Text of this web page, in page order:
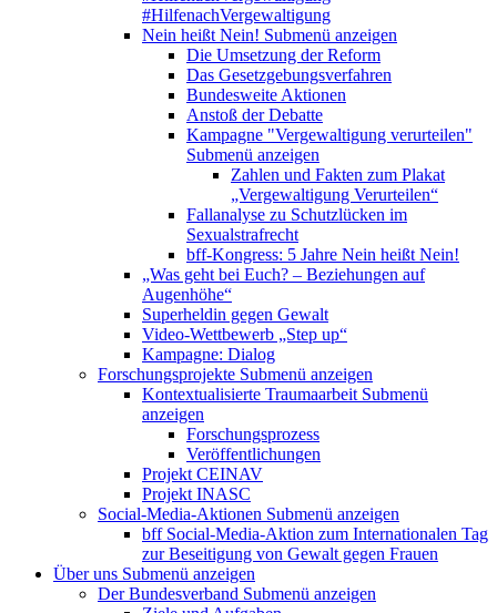
#HilfenachVergewaltigung
Nein heißt Nein! Submenü anzeigen
Die Umsetzung der Reform
Das Gesetzgebungsverfahren
Bundesweite Aktionen
Anstoß der Debatte
Kampagne "Vergewaltigung verurteilen"
Submenü anzeigen
Zahlen und Fakten zum Plakat
„Vergewaltigung Verurteilen“
Fallanalyse zu Schutzlücken im
Sexualstrafrecht
bff-Kongress: 5 Jahre Nein heißt Nein!
„Was geht bei Euch? – Beziehungen auf
Augenhöhe“
Superheldin gegen Gewalt
Video-Wettbewerb „Step up“
Kampagne: Dialog
Forschungsprojekte Submenü anzeigen
Kontextualisierte Traumaarbeit Submenü
anzeigen
Forschungsprozess
Veröffentlichungen
Projekt CEINAV
Projekt INASC
Social-Media-Aktionen Submenü anzeigen
bff Social-Media-Aktion zum Internationalen Tag
zur Beseitigung von Gewalt gegen Frauen
Über uns Submenü anzeigen
Der Bundesverband Submenü anzeigen